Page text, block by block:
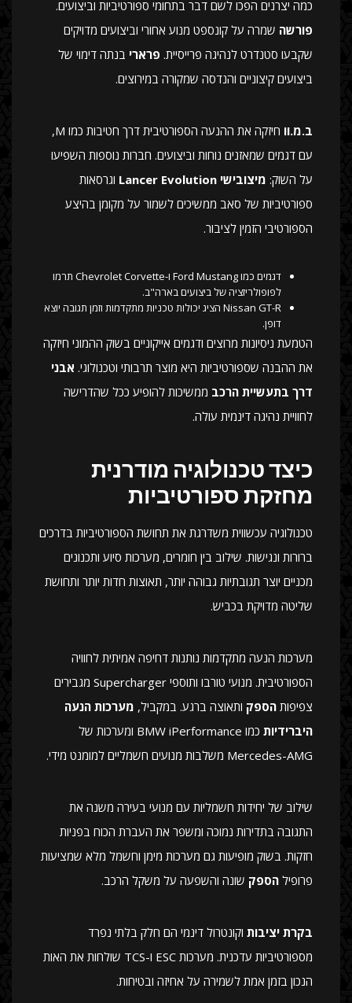
כמה יצרנים הפכו לשם דבר בתחומי ספורטיביות וביצועים.
פורשה שמרה על קונספט מנוע אחורי וביצועים מדויקים
שקבעו סטנדרט לנהיגה פרייסיית. פרארי בנתה דימוי של
ביצועים קיצוניים והנדסה שמקורה במירוצים.
ב.מ.וו
חיזקה את ההנעה הספורטיבית דרך חטיבות כמו M,
עם דגמים שמאזנים נוחות וביצועים. חברות נוספות השפיעו
על השוק: מיצובישי Lancer Evolution
וגרסאות
ספורטיביות של סאב ממשיכים לשמור על מקומן בהיצע
הספורטיבי הזמין לציבור.
דגמים כמו Ford Mustang ו-Chevrolet Corvette תרמו
לפופולריזציה של ביצועים בארה"ב.
Nissan GT-R הציג יכולות טכניות מתקדמות וזמן תגובה יוצא
דופן.
הטמעת ניסיונות מרוצים ודגמים אייקוניים בשוק ההמוני חיזקה
את ההבנה שספורטיביות היא מוצר תרבותי וטכנולוגי. אבני
דרך בתעשיית הרכב ממשיכות להופיע ככל שהדרישה
לחוויית נהיגה דינמית עולה.
כיצד טכנולוגיה מודרנית
מחזקת ספורטיביות
טכנולוגיה עכשווית משדרגת את תחושת הספורטיביות בדרכים
ברורות ונגישות. שילוב בין חומרים, מערכות סיוע ותכנונים
מכניים יוצר תגובתיות גבוהה יותר, תאוצות חדות יותר ותחושת
שליטה מדויקת בכביש.
מערכות הנעה מתקדמות נותנות דחיפה אמיתית לחוויה
הספורטיבית. מנועי טורבו ותוספי Supercharger מגבירים
צפיפות הספק ותאוצה ברגע. במקביל, מערכות הנעה
היברידיות
כמו BMW iPerformance ומערכות של
Mercedes-AMG משלבות מנועים חשמליים למומנט מידי.
שילוב של יחידות חשמליות עם מנועי בעירה משנה את
התגובה בתדירות נמוכה ומשפר את העברת הכוח בפניות
חזקות. בשוק מופיעות גם מערכות מימן וחשמל מלא שמציעות
פרופיל הספק שונה והשפעה על משקל הרכב.
בקרת יציבות וקונטרול דינמי הם חלק בלתי נפרד
מספורטיביות עדכנית. מערכות ESC ו-TCS שולחות את האות
הנכון בזמן אמת לשמירה על אחיזה ובטיחות.